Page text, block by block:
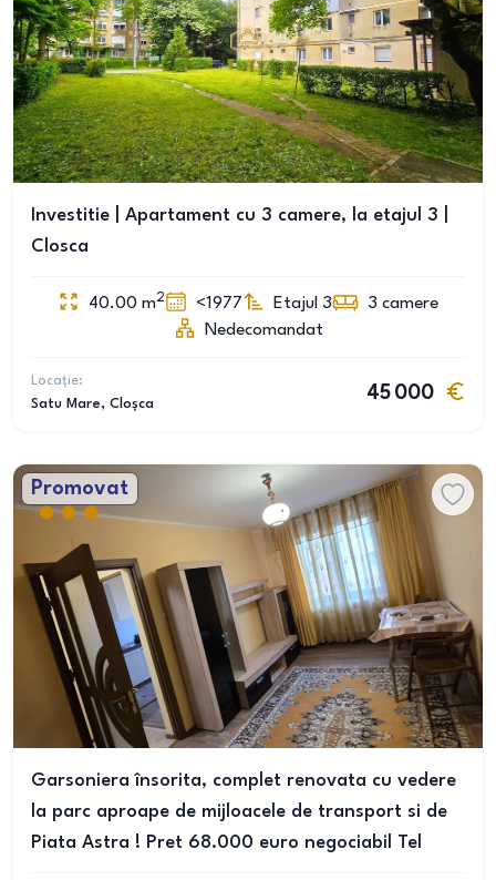
Investitie | Apartament cu 3 camere, la etajul 3 |
Closca
40.00 m2 <1977 Etajul 3 3 camere
Nedecomandat
Locație:
Satu Mare, Cloșca
45 000
Promovat
Garsoniera însorita, complet renovata cu vedere
la parc aproape de mijloacele de transport si de
Piata Astra ! Pret 68.000 euro negociabil Tel